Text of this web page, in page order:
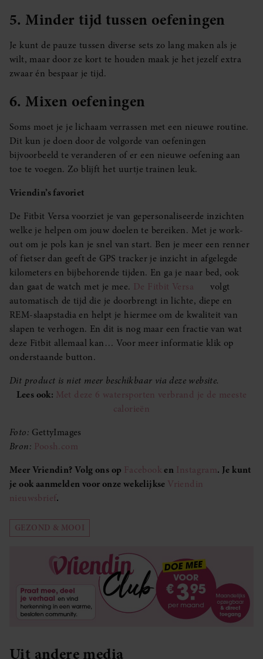
5. Minder tijd tussen oefeningen
Je kunt de pauze tussen diverse sets zo lang maken als je
wilt, maar door ze kort te houden maak je het jezelf extra
zwaar én bespaar je tijd.
6. Mixen oefeningen
Soms moet je je lichaam verrassen met een nieuwe routine.
Dit kun je doen door de volgorde van oefeningen
bijvoorbeeld te veranderen of er een nieuwe oefening aan
toe te voegen. Zo blijft het uurtje trainen leuk.
Vriendin’s favoriet
De Fitbit Versa voorziet je van gepersonaliseerde inzichten
welke je helpen om jouw doelen te bereiken. Met je work-
out om je pols kan je snel van start. Ben je meer een renner
of fietser dan geeft de GPS tracker je inzicht in afgelegde
kilometers en bijbehorende tijden. En ga je naar bed, ook
dan gaat de watch met je mee. De Fitbit Versa
volgt
automatisch de tijd die je doorbrengt in lichte, diepe en
REM-slaapstadia en helpt je hiermee om de kwaliteit van
slapen te verhogen. En dit is nog maar een fractie van wat
deze Fitbit allemaal kan… Voor meer informatie klik op
onderstaande button.
Dit product is niet meer beschikbaar via deze website.
Lees ook: Met deze 6 watersporten verbrand je de meeste
calorieën
Foto: GettyImages
Bron: Poosh.com
Meer Vriendin? Volg ons op Facebooken Instagram. Je kunt
je ook aanmelden voor onze wekelijkse Vriendin
nieuwsbrief.
GEZOND & MOOI
Uit andere media